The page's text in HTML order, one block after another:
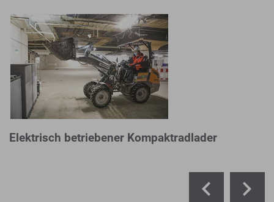
Elektrisch betriebener Kompaktradlader